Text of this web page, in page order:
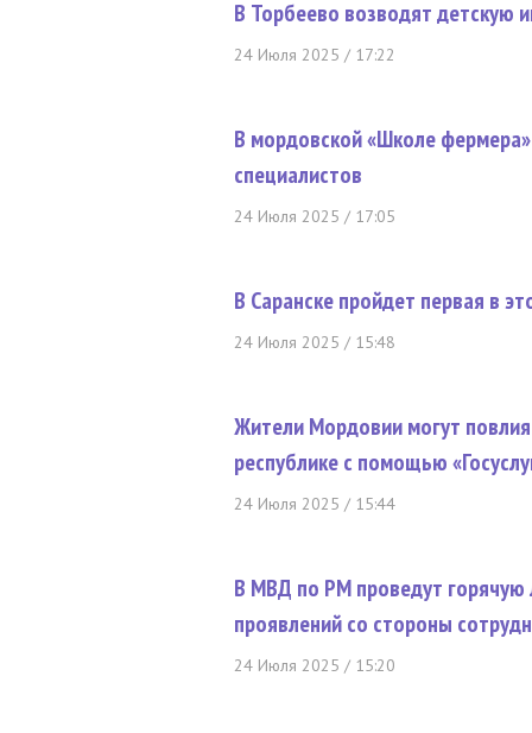
В Торбеево возводят детскую
24 Июля 2025 / 17:22
В мордовской «Школе
специалистов
24 Июля 2025 / 17:05
В Саранске пройдет первая в
24 Июля 2025 / 15:48
Жители Мордовии могут
республике с помощью
24 Июля 2025 / 15:44
В МВД по РМ проведут
проявлений со стороны
24 Июля 2025 / 15:20